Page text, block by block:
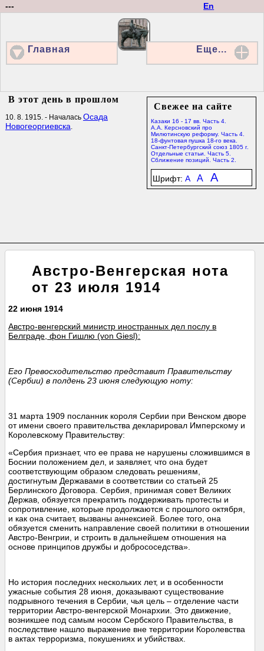
En
---
Главная Еще...
Свежее на сайте
Казаки 16 - 17 вв. Часть 4.
А.А. Керсновский про
Милютинскую реформу. Часть 4.
18-фунтовая пушка 18-го века.
Санкт-Петербургский союз 1805 г.
Отдельные статьи. Часть 5.
Сближение позиций. Часть 2.
Шрифт: A A A
В этот день в прошлом
10. 8. 1915. - Началась Осада
Новогеоргиевска.
Австро-Венгерская нота
от 23 июля 1914
22 июня 1914
Австро-венгерский министр иностранных дел послу в
Белграде, фон Гишлю (von Giesl):
Его Превосходительство представит Правительству
(Сербии) в полдень 23 июня следующую ноту:
31 марта 1909 посланник короля Сербии при Венском дворе
от имени своего правительства декларировал Имперскому и
Королевскому Правительству:
«Сербия признает, что ее права не нарушены сложившимся в
Боснии положением дел, и заявляет, что она будет
соответствующим образом следовать решениям,
достигнутым Державами в соответствии со статьей 25
Берлинского Договора. Сербия, принимая совет Великих
Держав, обязуется прекратить поддерживать протесты и
сопротивление, которые продолжаются с прошлого октября,
и как она считает, вызваны аннексией. Более того, она
обязуется сменить направление своей политики в отношении
Австро-Венгрии, и строить в дальнейшем отношения на
основе принципов дружбы и добрососедства».
Но история последних нескольких лет, и в особенности
ужасные события 28 июня, доказывают существование
подрывного течения в Сербии, чья цель – отделение части
территории Австро-венгерской Монархии. Это движение,
возникшее под самым носом Сербского Правительства, в
последствие нашло выражение вне территории Королевства
в актах терроризма, покушениях и убийствах.